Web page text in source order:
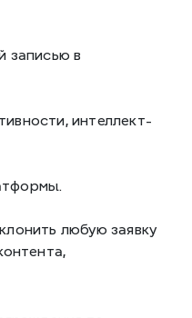
записью в
интеллект-
любую заявку